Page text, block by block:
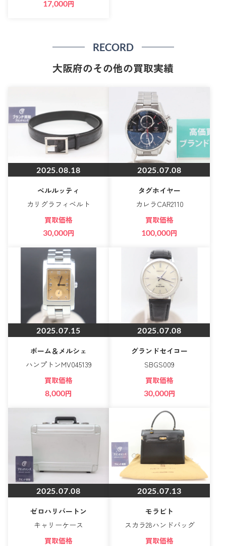
17,000円
RECORD
大阪府のその他の買取実績
2025.08.18
ベルルッティ
カリグラフィベルト
買取価格
30,000円
2025.07.08
タグホイヤー
カレラCAR2110
買取価格
100,000円
2025.07.15
ボーム＆メルシェ
ハンプトンMV045139
買取価格
8,000円
2025.07.08
グランドセイコー
SBGS009
買取価格
30,000円
2025.07.08
ゼロハリバートン
キャリーケース
買取価格
2025.07.13
モラビト
スカラ28ハンドバッグ
買取価格